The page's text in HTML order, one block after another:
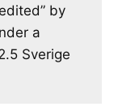
by
a
Sverige